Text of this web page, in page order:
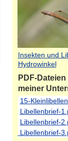
Insekten und
Hydrowinkel
15-
Libellenbrief-
Libellenbrief-
Libellenbrief-
PDF-Dateien
meiner